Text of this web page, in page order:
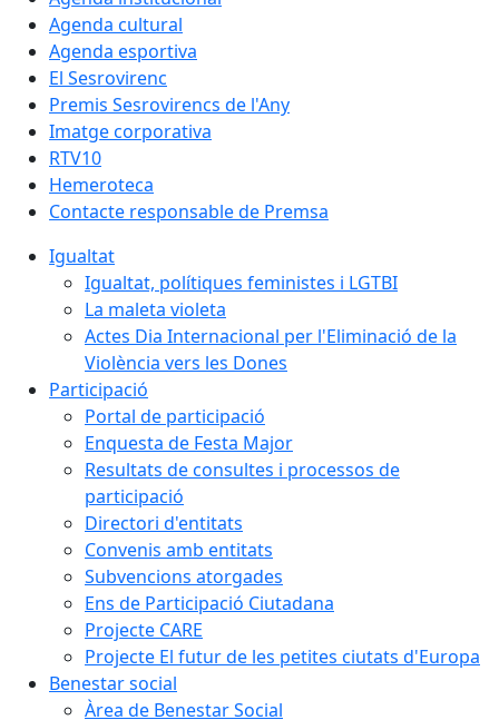
Agenda cultural
Agenda esportiva
El Sesrovirenc
Premis Sesrovirencs de l'Any
Imatge corporativa
RTV10
Hemeroteca
Contacte responsable de Premsa
Igualtat
Igualtat, polítiques feministes i LGTBI
La maleta violeta
Actes Dia Internacional per l'Eliminació de la
Violència vers les Dones
Participació
Portal de participació
Enquesta de Festa Major
Resultats de consultes i processos de
participació
Directori d'entitats
Convenis amb entitats
Subvencions atorgades
Ens de Participació Ciutadana
Projecte CARE
Projecte El futur de les petites ciutats d'Europa
Benestar social
Àrea de Benestar Social